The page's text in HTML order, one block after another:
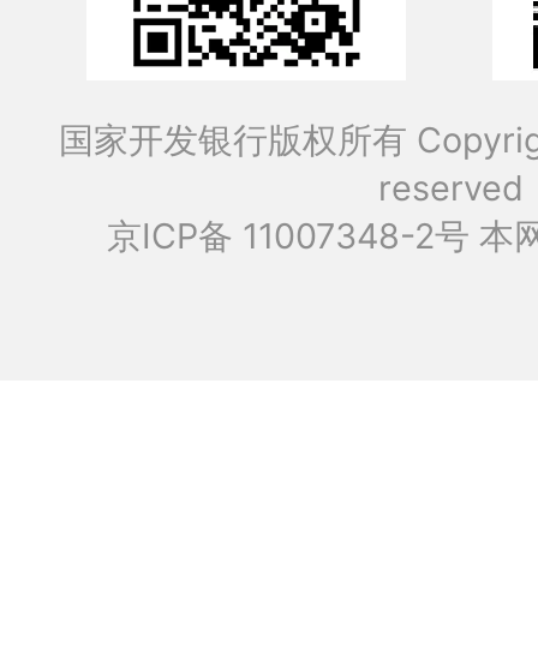
国家开发银行版权所有
reserved
京ICP备 11007348-2号 本